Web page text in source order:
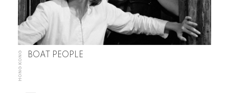
HONG KONG BOAT PEOPLE